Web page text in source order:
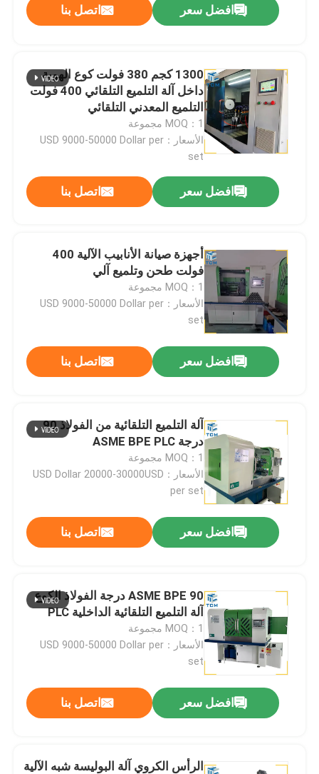
افضل سعر اتصل بنا
1300 كجم 380 فولت كوع الهوية
داخل آلة التلميع التلقائي 400 فولت
التلميع المعدني التلقائي
MOQ：1 مجموعة
الأسعار：USD 9000-50000 Dollar per
set
افضل سعر اتصل بنا
أجهزة صيانة الأنابيب الآلية 400
فولت طحن وتلميع آلي
MOQ：1 مجموعة
الأسعار：USD 9000-50000 Dollar per
set
افضل سعر اتصل بنا
آلة التلميع التلقائية من الفولاذ 90
درجة ASME BPE PLC
MOQ：1 مجموعة
الأسعار：USD Dollar 20000-30000USD
per set
افضل سعر اتصل بنا
ASME BPE 90 درجة الفولاذ الكوع
آلة التلميع التلقائية الداخلية PLC
MOQ：1 مجموعة
الأسعار：USD 9000-50000 Dollar per
set
افضل سعر اتصل بنا
الرأس الكروي آلة البوليسة شبه الآلية